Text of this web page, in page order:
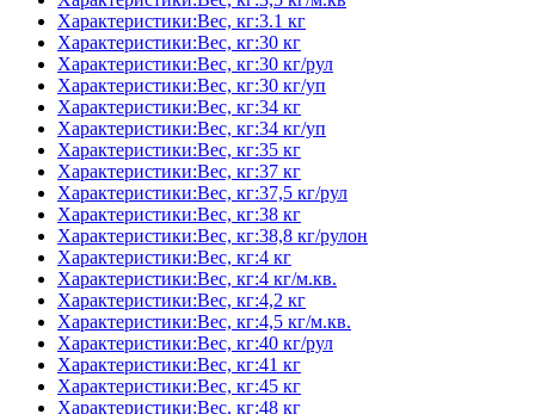
Характеристики:Вес, кг:3.1 кг
Характеристики:Вес, кг:30 кг
Характеристики:Вес, кг:30 кг/рул
Характеристики:Вес, кг:30 кг/уп
Характеристики:Вес, кг:34 кг
Характеристики:Вес, кг:34 кг/уп
Характеристики:Вес, кг:35 кг
Характеристики:Вес, кг:37 кг
Характеристики:Вес, кг:37,5 кг/рул
Характеристики:Вес, кг:38 кг
Характеристики:Вес, кг:38,8 кг/рулон
Характеристики:Вес, кг:4 кг
Характеристики:Вес, кг:4 кг/м.кв.
Характеристики:Вес, кг:4,2 кг
Характеристики:Вес, кг:4,5 кг/м.кв.
Характеристики:Вес, кг:40 кг/рул
Характеристики:Вес, кг:41 кг
Характеристики:Вес, кг:45 кг
Характеристики:Вес, кг:48 кг